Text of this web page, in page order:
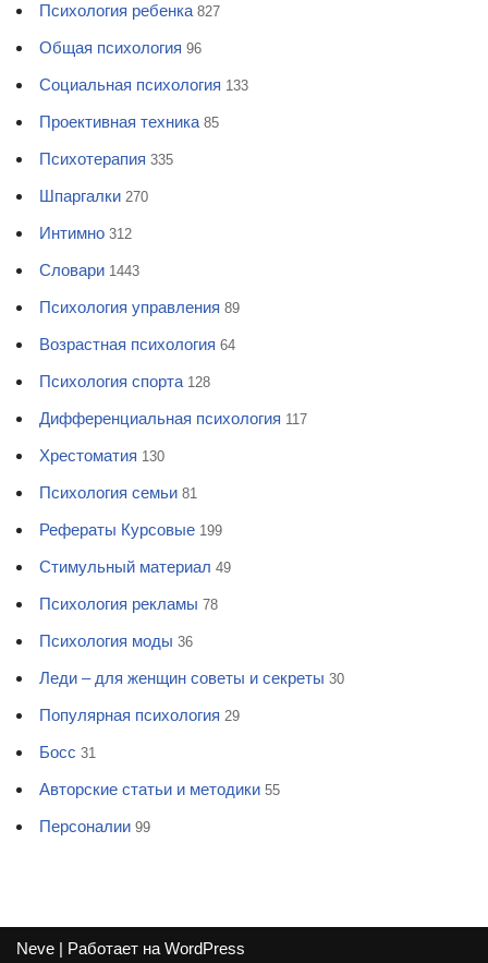
Психология ребенка 827
Общая психология 96
Социальная психология 133
Проективная техника 85
Психотерапия 335
Шпаргалки 270
Интимно 312
Словари 1443
Психология управления 89
Возрастная психология 64
Психология спорта 128
Дифференциальная психология 117
Хрестоматия 130
Психология семьи 81
Рефераты Курсовые 199
Стимульный материал 49
Психология рекламы 78
Психология моды 36
Леди – для женщин советы и секреты 30
Популярная психология 29
Босс 31
Авторские статьи и методики 55
Персоналии 99
Neve | Работает на WordPress